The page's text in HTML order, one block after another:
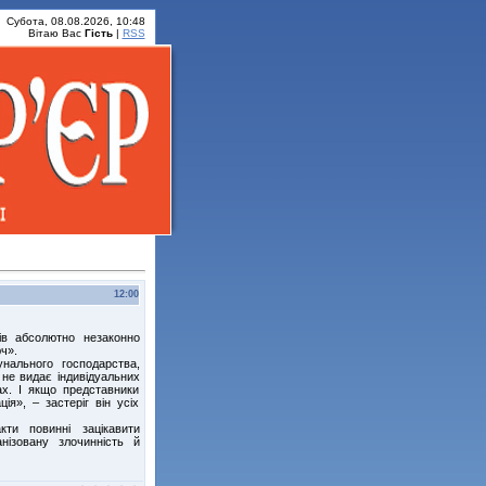
Субота, 08.08.2026, 10:48
Вітаю Вас Гість| RSS
12:00
абсолютно незаконно
господарства,
видає індивідуальних
І якщо представники
– застеріг він усіх
повинні зацікавити
злочинність й